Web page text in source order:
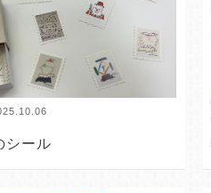
シール